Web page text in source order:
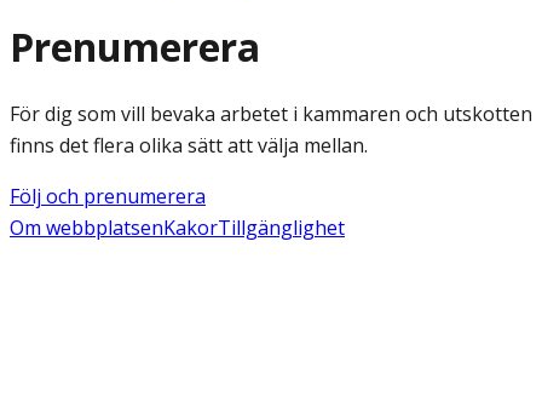
Prenumerera
För dig som vill bevaka arbetet i kammaren och utskotten
finns det flera olika sätt att välja mellan.
Följ och prenumerera
Om webbplatsenKakorTillgänglighet